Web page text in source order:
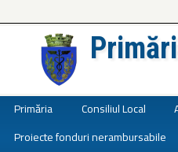
Primăria Consiliul Local
Proiecte fonduri nerambursabile